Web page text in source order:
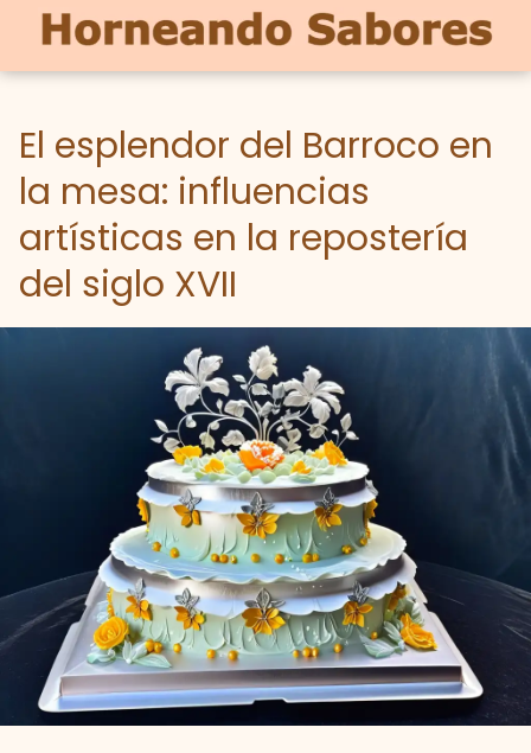
El esplendor del Barroco en
la mesa: influencias
artísticas en la repostería
del siglo XVII